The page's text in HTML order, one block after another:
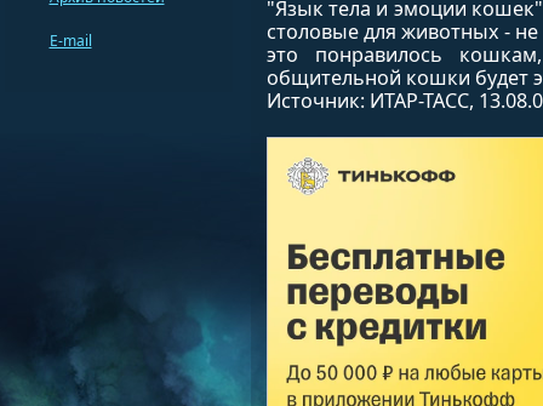
"Язык тела и эмоции
столовые для животных -
это понравилось
общительной кошки будет
Источник: ИТАР-ТАСС,
E-mail